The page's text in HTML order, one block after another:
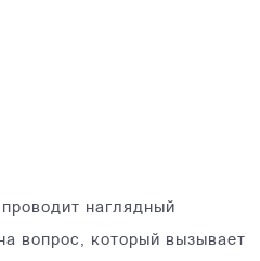
наглядный
вопрос, который вызывает